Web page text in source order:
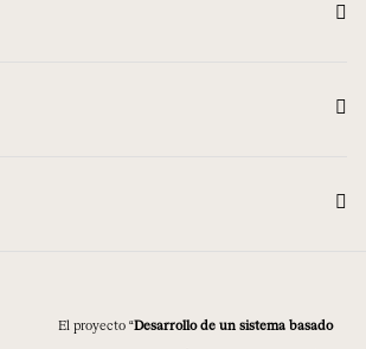
El proyecto “Desarrollo de un sistema basado